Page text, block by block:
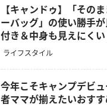
【キャンドゥ】「その
ーバッグ」の使い勝手
付き＆中身も見えにく
ライフスタイル
今年こそキャンプデビ
者ママが揃えたいおす